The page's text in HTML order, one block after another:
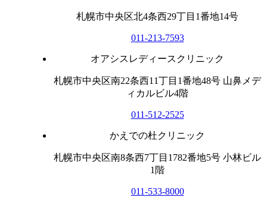
札幌市中央区北4条西29丁目1番地14号
011-213-7593
オアシスレディースクリニック
札幌市中央区南22条西11丁目1番地48号 山鼻メデ
ィカルビル4階
011-512-2525
かえでの杜クリニック
札幌市中央区南8条西7丁目1782番地5号 小林ビル
1階
011-533-8000